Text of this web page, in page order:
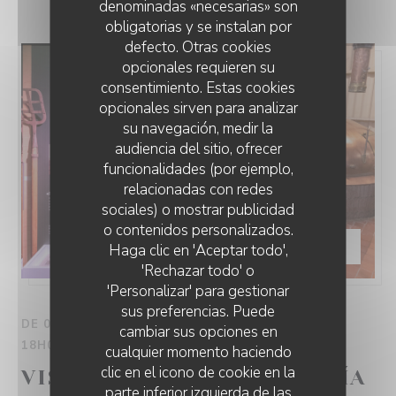
denominadas «necesarias» son
obligatorias y se instalan por
defecto. Otras cookies
opcionales requieren su
consentimiento. Estas cookies
opcionales sirven para analizar
su navegación, medir la
audiencia del sitio, ofrecer
funcionalidades (por ejemplo,
relacionadas con redes
sociales) o mostrar publicidad
o contenidos personalizados.
Haga clic en 'Aceptar todo',
'Rechazar todo' o
'Personalizar' para gestionar
sus preferencias. Puede
cambiar sus opciones en
cualquier momento haciendo
clic en el icono de cookie en la
PRECIO —
DE 01/01/2026 HASTA LAS 31/12/2026 DE LAS
18H00 HASTA LAS 18H00
VISITA GUIADA CERVECERÍA